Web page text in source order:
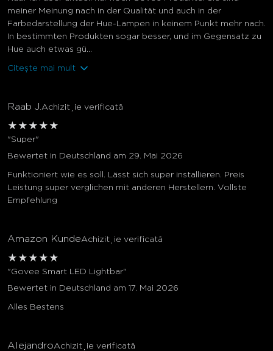
meiner Meinung nach in der Qualität und auch in der
Farbedarstellung der Hue-Lampen in keinem Punkt mehr nach.
In bestimmten Produkten sogar besser, und im Gegensatz zu
Hue auch etwas gü...
Citește mai mult
Raab J. Achiziție verificată
★ ★ ★ ★ ★
"Super"
Bewertet in Deutschland am 29. Mai 2026
Funktioniert wie es soll. Lässt sich super installieren. Preis
Leistung super verglichen mit anderen Herstellern. Vollste
Empfehlung
Amazon KundeAchiziție verificată
★ ★ ★ ★ ★
"Govee Smart LED Lightbar"
Bewertet in Deutschland am 17. Mai 2026
Alles Bestens
AlejandroAchiziție verificată